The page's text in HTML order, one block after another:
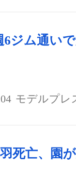
ジム通い
モデルプレ
死亡、園